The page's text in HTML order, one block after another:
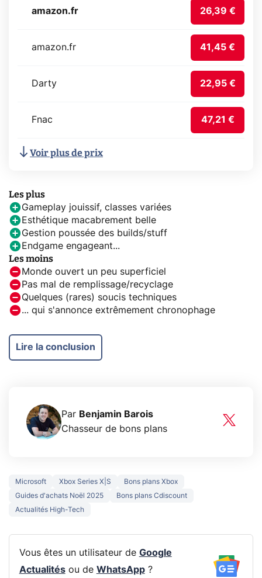
amazon.fr 26,39 €
amazon.fr 41,45 €
Darty 22,95 €
Fnac 47,21 €
Voir plus de prix
Les plus
Gameplay jouissif, classes variées
Esthétique macabrement belle
Gestion poussée des builds/stuff
Endgame engageant...
Les moins
Monde ouvert un peu superficiel
Pas mal de remplissage/recyclage
Quelques (rares) soucis techniques
... qui s'annonce extrêmement chronophage
Lire la conclusion
Par Benjamin Barois
Chasseur de bons plans
Microsoft Xbox Series X|S
Bons plans Xbox
Guides d'achats Noël 2025
Bons plans Cdiscount
Actualités High-Tech
Vous êtes un utilisateur de Google
Actualitésou de WhatsApp?